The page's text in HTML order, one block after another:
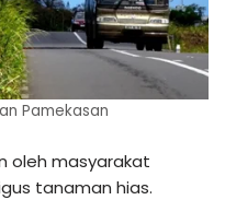
Pamekasan
oleh masyarakat
tanaman hias.